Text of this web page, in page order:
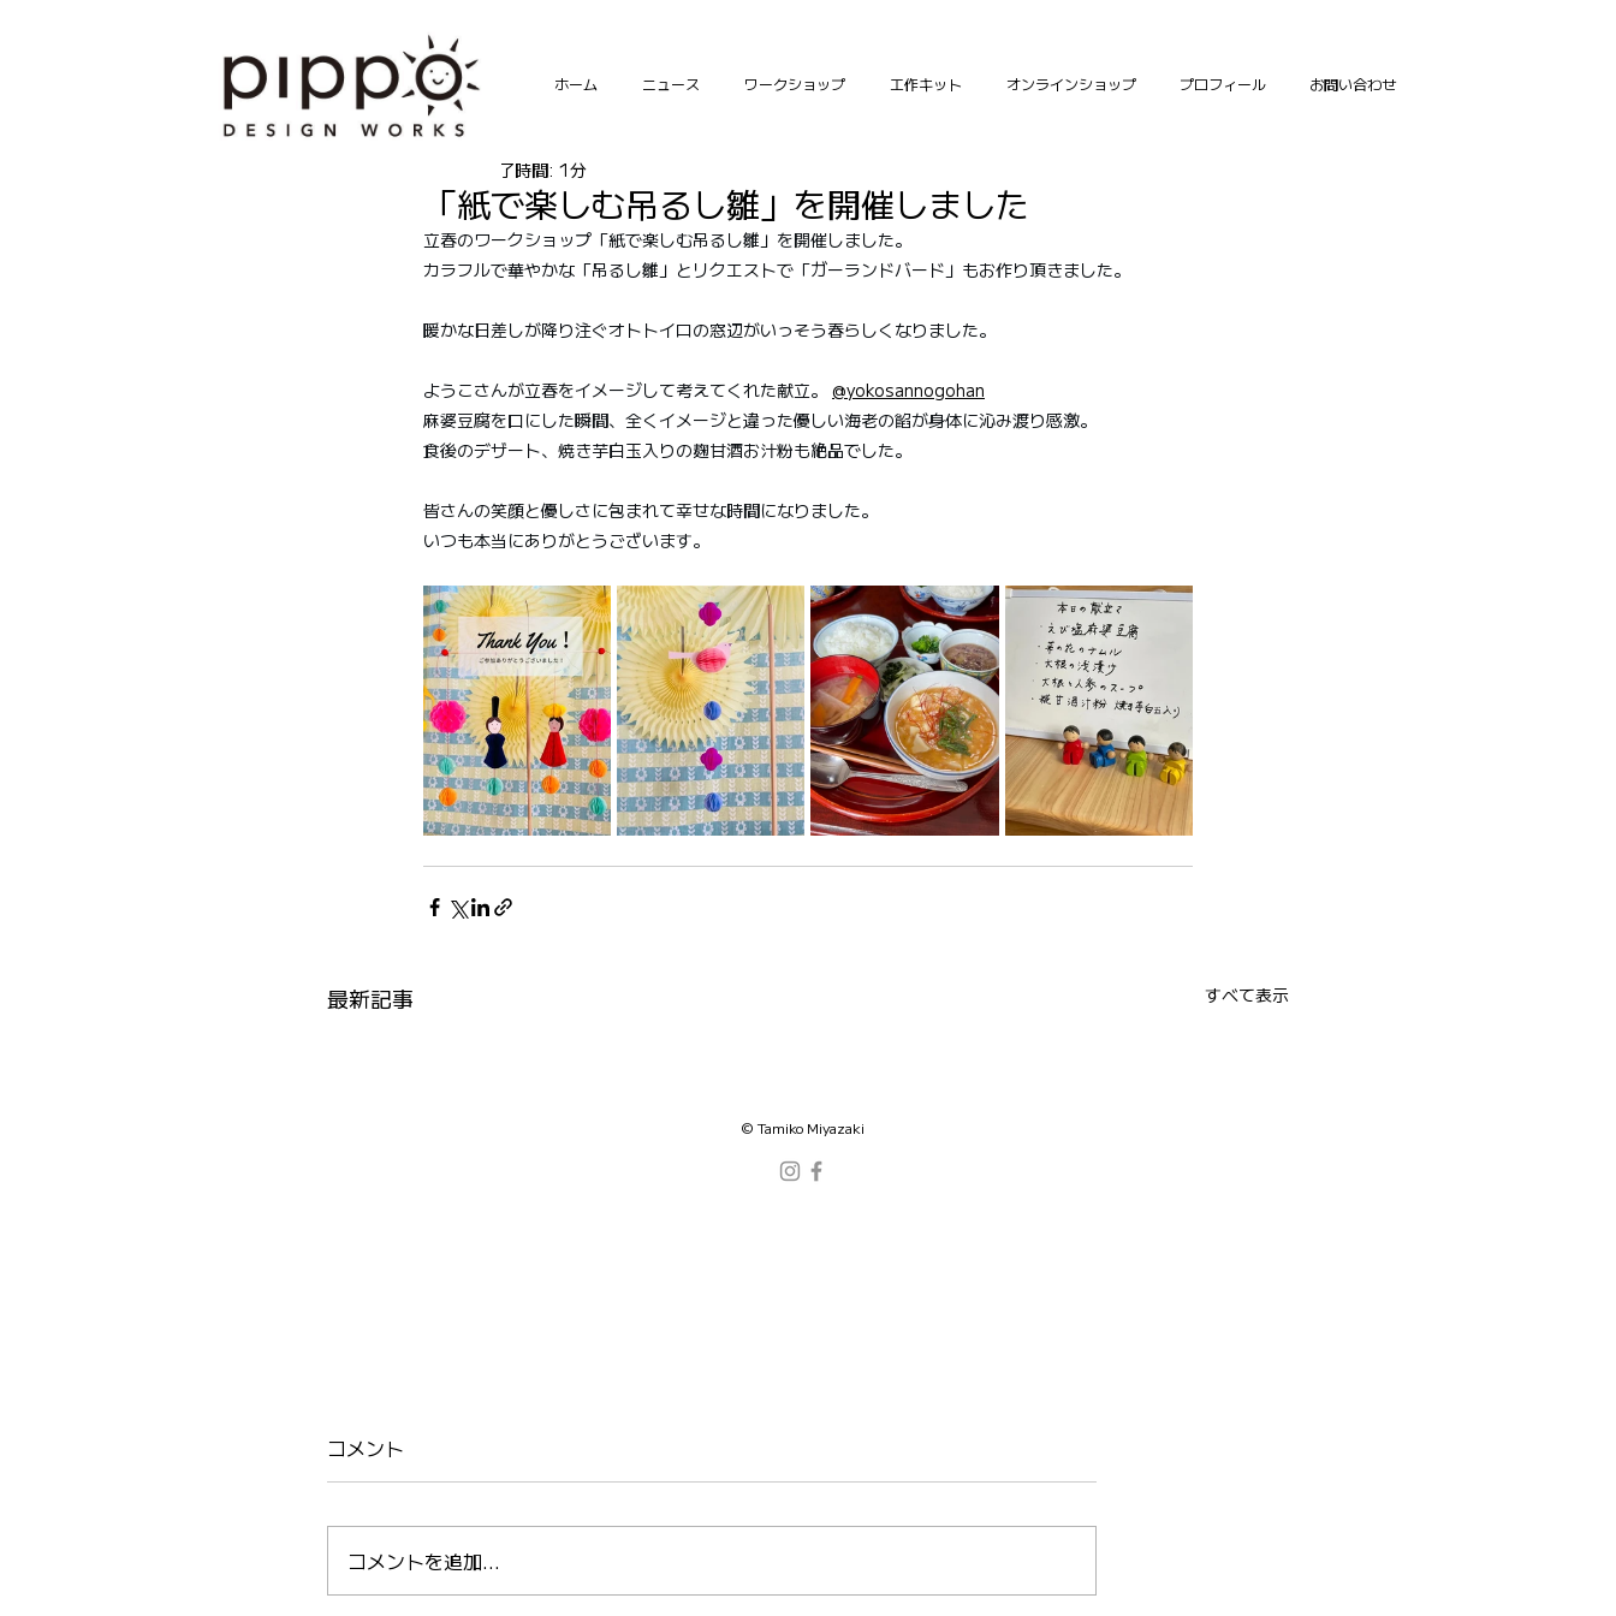
ホーム ニュース ワークショップ 工作キット オンラインショップ プロフィール お問い合わせ
1
「紙で楽しむ吊るし雛」を開催しました
読了時間: 1分
立春のワークショップ「紙で楽しむ吊るし雛」を開催しました。
カラフルで華やかな「吊るし雛」とリクエストで「ガーランドバード」もお作り頂きました。
暖かな日差しが降り注ぐオトトイロの窓辺がいっそう春らしくなりました。
ようこさんが立春をイメージして考えてくれた献立。 @yokosannogohan
麻婆豆腐を口にした瞬間、全くイメージと違った優しい海老の餡が身体に沁み渡り感激。
食後のデザート、焼き芋白玉入りの麹甘酒お汁粉も絶品でした。
皆さんの笑顔と優しさに包まれて幸せな時間になりました。
いつも本当にありがとうございます。
最新記事 すべて表示
コメント
コメントを追加…
©️ Tamiko Miyazaki